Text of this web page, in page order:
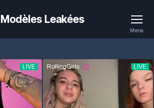
Modèles Leakées
Menu